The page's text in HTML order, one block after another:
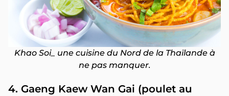
Khao Soi_ une cuisine du Nord de la Thaïlande à
ne pas manquer.
4. Gaeng Kaew Wan Gai (poulet au